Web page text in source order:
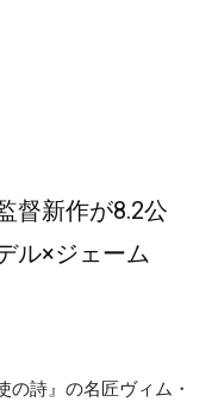
督新作が8.2公
ル×ジェーム
の詩』の名匠ヴィム・